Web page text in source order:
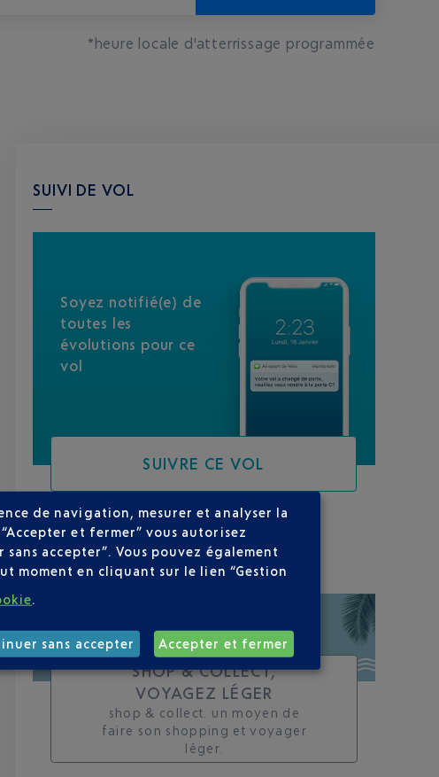
*heure locale d'atterrissage programmée
SUIVI DE VOL
Soyez notifié(e) de
toutes les
évolutions pour ce
vol
SUIVRE CE VOL
SUR VOTRE PARCOURS
SHOP & COLLECT,
VOYAGEZ LÉGER
shop & collect. un moyen de
faire son shopping et voyager
léger.
de navigation, mesurer et analyser la
et fermer” vous autorisez
accepter”. Vous pouvez également
moment en cliquant sur le lien “Gestion
sans accepter Accepter et fermer